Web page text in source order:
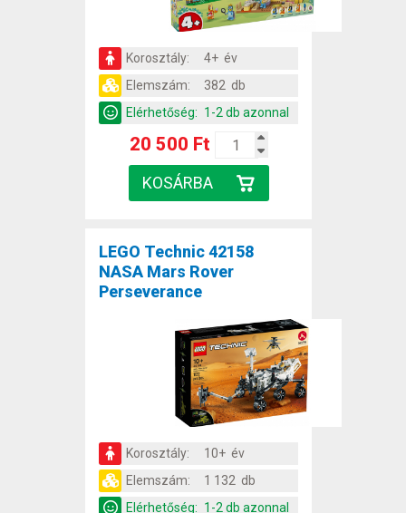
Korosztály:
4+ év
Elemszám:
382 db
Elérhetőség: 1-2 db azonnal
20 500 Ft
LEGO Technic 42158
NASA Mars Rover
Perseverance
Korosztály:
10+ év
Elemszám:
1 132 db
Elérhetőség: 1-2 db azonnal